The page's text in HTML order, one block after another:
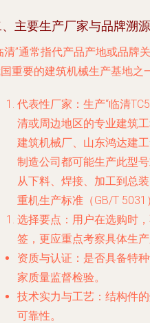
主要生产厂家与品牌溯源
清”通常指代产品产地或品牌
重要的建筑机械生产基地之
代表性厂家 ：生产“临清
清或周边地区的专业建筑
建筑机械厂、 山东鸿达建
制造公司都可能生产此型
从下料、焊接、加工到总
重机生产标准（GB/T 5031
选择要点 ：用户在选购时
签，更应重点考察具体生产
资质与认证 ：是否具备特
家质量监督检验。
技术实力与工艺 ：结构件
可靠性。